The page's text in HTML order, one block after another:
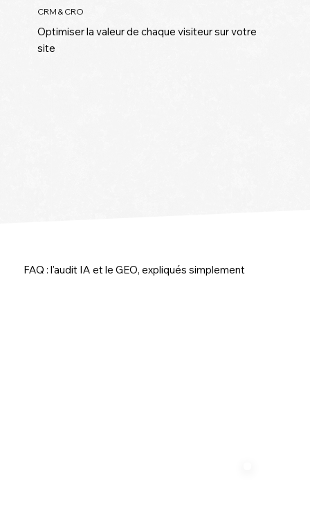
CRM & CRO
Optimiser la valeur de chaque visiteur sur votre
site
FAQ : l'audit IA et le GEO, expliqués simplement
FAQ : l'audit IA et le GEO, expliqués simplement